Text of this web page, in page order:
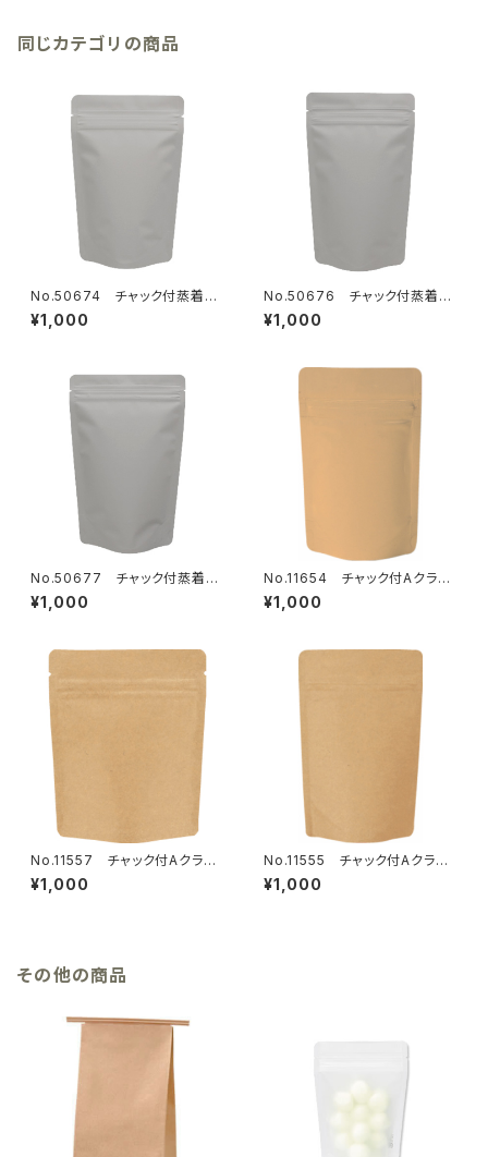
同じカテゴリの商品
No.50674 チャック付蒸着ス
タンド袋 グレー110×170mm
13枚
¥1,000
No.50676 チャック付蒸着ス
タンド袋 グレー120×200mm
15枚
¥1,000
No.50677 チャック付蒸着ス
タンド袋 グレー140×220mm
13枚
¥1,000
No.11654 チャック付Aクラフ
トALスタンド 90×145mm 23
枚
¥1,000
No.11557 チャック付Aクラフ
トALスタンド 120×150mm 1
8枚
¥1,000
No.11555 チャック付Aクラフ
トALスタンド 110×170mm 1
8枚
¥1,000
その他の商品